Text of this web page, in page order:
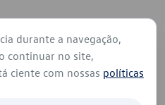
durante a navegação,
continuar no site,
ciente com nossas políticas